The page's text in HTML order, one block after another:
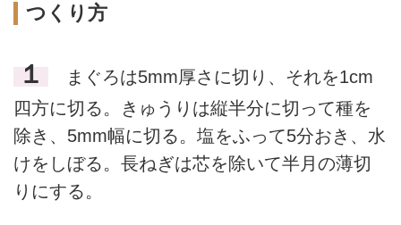
つくり方
１
まぐろは5mm厚さに切り、それを1cm
四方に切る。きゅうりは縦半分に切って種を
除き、5mm幅に切る。塩をふって5分おき、水
けをしぼる。長ねぎは芯を除いて半月の薄切
りにする。